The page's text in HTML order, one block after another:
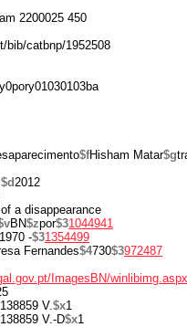
2200025 450
bib/catbnp/1952508
$fHisham Matar$g
$d2012
a disappearance
BN$zpor$31044941
1970 -$31354499
Fernandes$4730$3972487
ImagesBN/
V.$x1
V.-D$x1